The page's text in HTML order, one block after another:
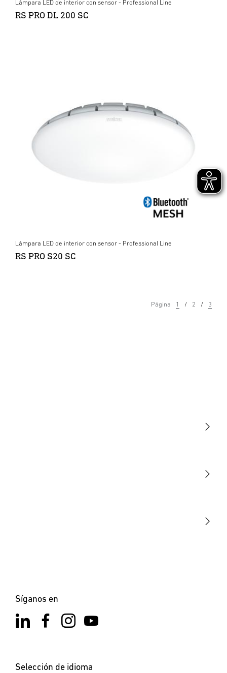
Lámpara LED de interior con sensor - Professional Line
RS PRO DL 200 SC
Lámpara LED de interior con sensor - Professional Line
RS PRO S20 SC
Página 1 2 3
Síganos en
Selección de idioma